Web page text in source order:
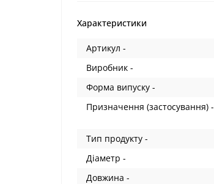
Характеристики
Артикул -
Виробник -
Форма випуску -
Призначення (застосування) -
Тип продукту -
Діаметр -
Довжина -